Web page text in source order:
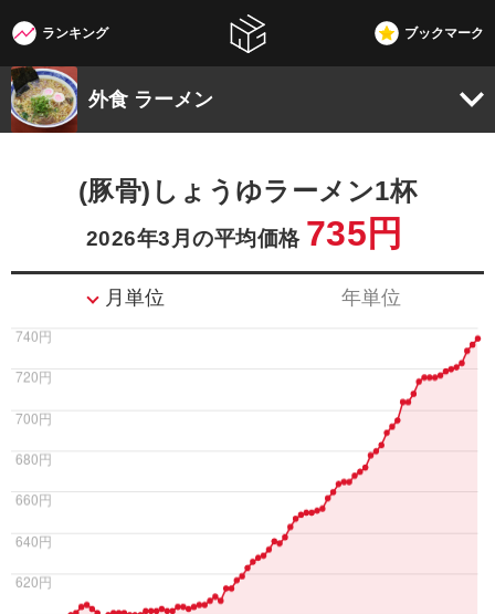
W3G
ランキング ブックマーク
外食 ラーメン
(豚骨)しょうゆラーメン1杯
2026年3月の平均価格 735円
月単位 年単位